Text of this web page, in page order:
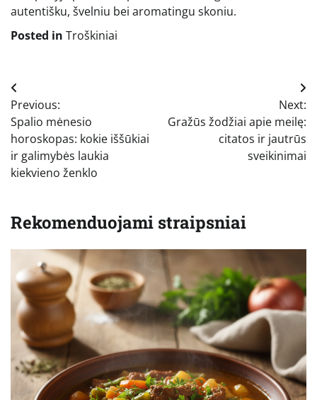
autentišku, švelniu bei aromatingu skoniu.
Posted in Troškiniai
Navigacija
tarp
įrašų
Previous:
Spalio mėnesio
horoskopas: kokie iššūkiai
ir galimybės laukia
kiekvieno ženklo
Next:
Gražūs žodžiai apie meilę:
citatos ir jautrūs
sveikinimai
Rekomenduojami straipsniai